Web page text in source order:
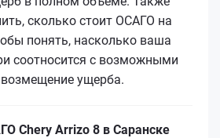
сколько стоит ОСАГО на
понять, насколько ваша
соотносится с возможными
ущерба.
Chery Arrizo 8 в Саранске